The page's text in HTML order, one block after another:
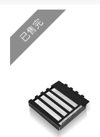
已售完